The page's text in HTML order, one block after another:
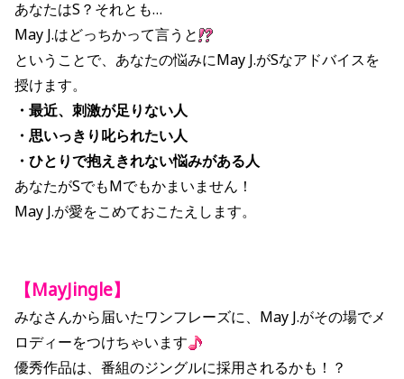
あなたはS？それとも…
May J.はどっちかって言うと
ということで、あなたの悩みにMay J.がSなアドバイスを
授けます。
・最近、刺激が足りない人
・思いっきり叱られたい人
・ひとりで抱えきれない悩みがある人
あなたがSでもMでもかまいません！
May J.が愛をこめておこたえします。
【MayJingle】
みなさんから届いたワンフレーズに、May J.がその場でメ
ロディーをつけちゃいます
優秀作品は、番組のジングルに採用されるかも！？